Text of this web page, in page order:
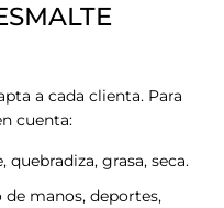
a cada clienta. Para
cuenta:
quebradiza, grasa, seca.
de manos, deportes,